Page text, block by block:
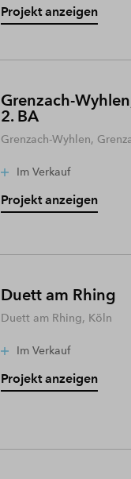
Projekt anzeigen
Grenzach-
2. BA
Grenzach-Wyhlen,
Im Verkauf
Projekt anzeigen
Duett am Rhing
Duett am Rhing, Köln
Im Verkauf
Projekt anzeigen